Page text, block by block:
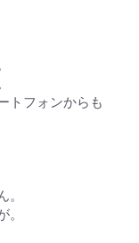
トフォンからも